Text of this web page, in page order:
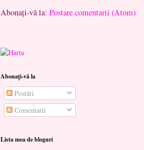
Abonați-vă la: Postare comentarii (Atom)
Abonați-vă la
Postări
Comentarii
Lista mea de bloguri